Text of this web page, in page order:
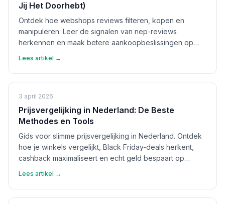
Jij Het Doorhebt)
Ontdek hoe webshops reviews filteren, kopen en
manipuleren. Leer de signalen van nep-reviews
herkennen en maak betere aankoopbeslissingen op
Lees artikel →
3 april 2026
Prijsvergelijking in Nederland: De Beste
Methodes en Tools
Gids voor slimme prijsvergelijking in Nederland. Ontdek
hoe je winkels vergelijkt, Black Friday-deals herkent,
cashback maximaliseert en echt geld bespaart op
Lees artikel →